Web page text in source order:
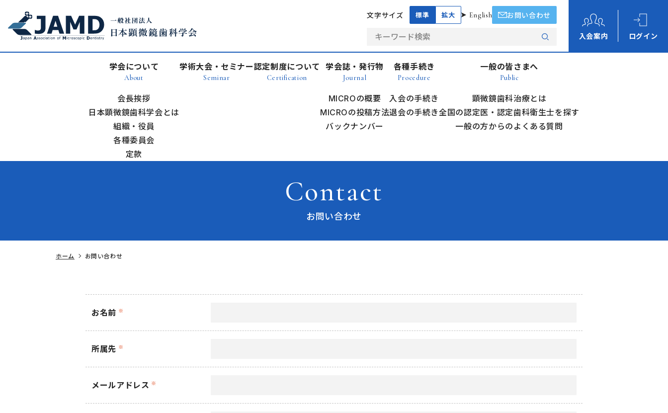
文字サイズ 標準 拡大 English お問い合わせ
入会案内 ログイン
学会について
About
会長挨拶
日本顕微鏡歯科学会とは
組織・役員
各種委員会
定款
学術大会・セミナー
Seminar
認定制度について
Certification
学会誌・発行物
Journal
MICROの概要
MICROの投稿方法
バックナンバー
各種手続き
Procedure
入会の手続き
退会の手続き
一般の皆さまへ
Public
顕微鏡歯科治療とは
全国の認定医・認定歯科衛生士を探す
一般の方からのよくある質問
Contact
お問い合わせ
ホーム お問い合わせ
お名前 ※
所属先 ※
メールアドレス ※